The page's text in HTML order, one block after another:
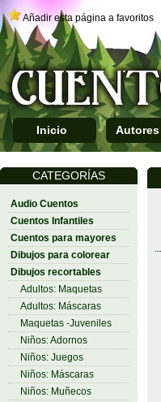
Añadir esta página a favoritos
Inicio Autores
CATEGORÍAS
Audio Cuentos
Cuentos Infantiles
Cuentos para mayores
Dibujos para colorear
Dibujos recortables
Adultos: Maquetas
Adultos: Máscaras
Maquetas -Juveniles
Niños: Adornos
Niños: Juegos
Niños: Máscaras
Niños: Muñecos